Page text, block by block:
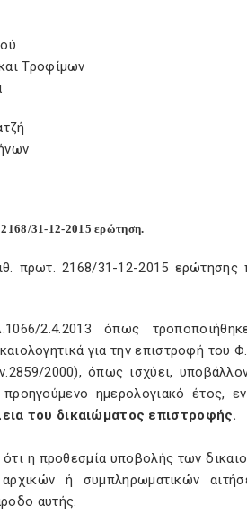
Τροφίμων
31-12-2015 ερώτηση.
πρωτ. 2168/31-12-2015
2.4.2013 όπως
για την επιστροφή
2000), όπως ισχύει,
ημερολογιακό έτος,
του δικαιώματος επιστροφής.
η προθεσμία υποβολής των
ή συμπληρωματικών
αυτής.